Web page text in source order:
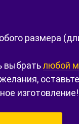
размера
выбратьлюбой
изготовление!